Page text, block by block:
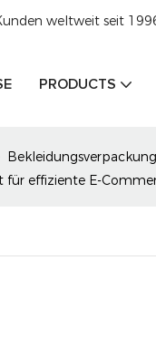
weltweit seit
PRODUCTS
effiziente E-